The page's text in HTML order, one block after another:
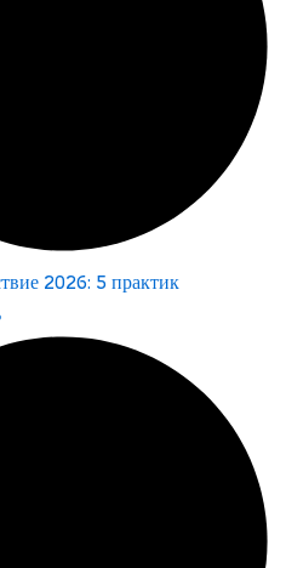
2026: 5 практик